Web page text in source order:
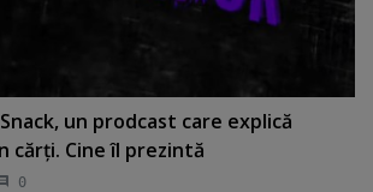
un prodcast care explică
cărţi. Cine îl prezintă
0